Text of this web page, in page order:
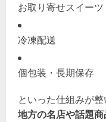
お取り寄せスイーツ
冷凍配送
個包装・長期保存
といった仕組みが整
地方の名店や話題